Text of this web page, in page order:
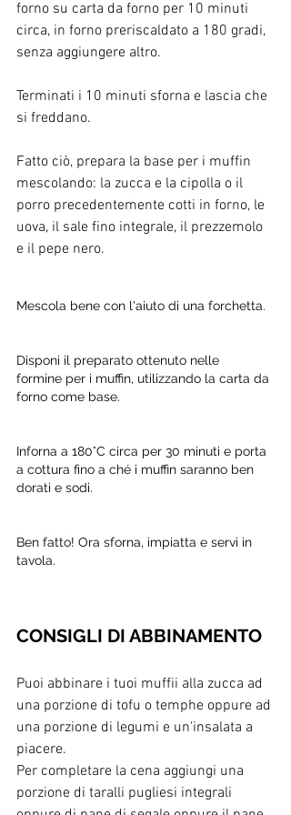
forno su carta da forno per 10 minuti
circa, in forno preriscaldato a 180 gradi,
senza aggiungere altro.
Terminati i 10 minuti sforna e lascia che
si freddano.
Fatto ciò, prepara la base per i muffin
mescolando: la zucca e la cipolla o il
porro precedentemente cotti in forno, le
uova, il sale fino integrale, il prezzemolo
e il pepe nero.
Mescola bene con l'aiuto di una forchetta.
Disponi il preparato ottenuto nelle
formine per i muffin, utilizzando la carta da
forno come base.
Inforna a 180°C circa per 30 minuti e porta
a cottura fino a ché i muffin saranno ben
dorati e sodi.
Ben fatto! Ora sforna, impiatta e servi in
tavola.
CONSIGLI DI ABBINAMENTO
Puoi abbinare i tuoi muffii alla zucca ad
una porzione di tofu o temphe oppure ad
una porzione di legumi e un'insalata a
piacere.
Per completare la cena aggiungi una
porzione di taralli pugliesi integrali